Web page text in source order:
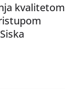
kvalitetom